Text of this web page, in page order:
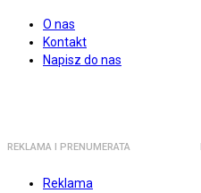
O nas
Kontakt
Napisz do nas
REKLAMA I PRENUMERATA
Reklama